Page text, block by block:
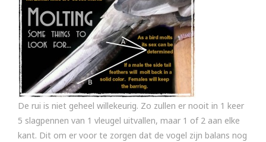
De rui is niet geheel willekeurig. Zo zullen er nooit in 1 keer
5 slagpennen van 1 vleugel uitvallen, maar 1 of 2 aan elke
kant. Dit om er voor te zorgen dat de vogel zijn balans nog